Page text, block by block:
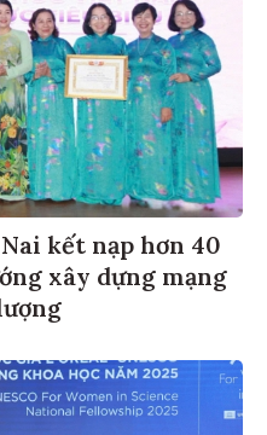
kết nạp hơn 40
xây dựng mạng